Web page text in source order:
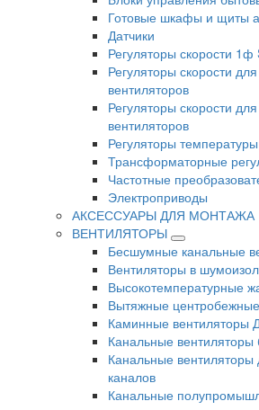
Готовые шкафы и щиты
Датчики
Регуляторы скорости
Регуляторы скорости
вентиляторов
Регуляторы скорости
вентиляторов
Регуляторы температуры
Трансформаторные
Частотные
Электроприводы
АКСЕССУАРЫ ДЛЯ МОНТАЖА
ВЕНТИЛЯТОРЫ
Бесшумные канальные
Вентиляторы в
Высокотемпературные
Вытяжные
Каминные вентиляторы
Канальные
Канальные
каналов
Канальные